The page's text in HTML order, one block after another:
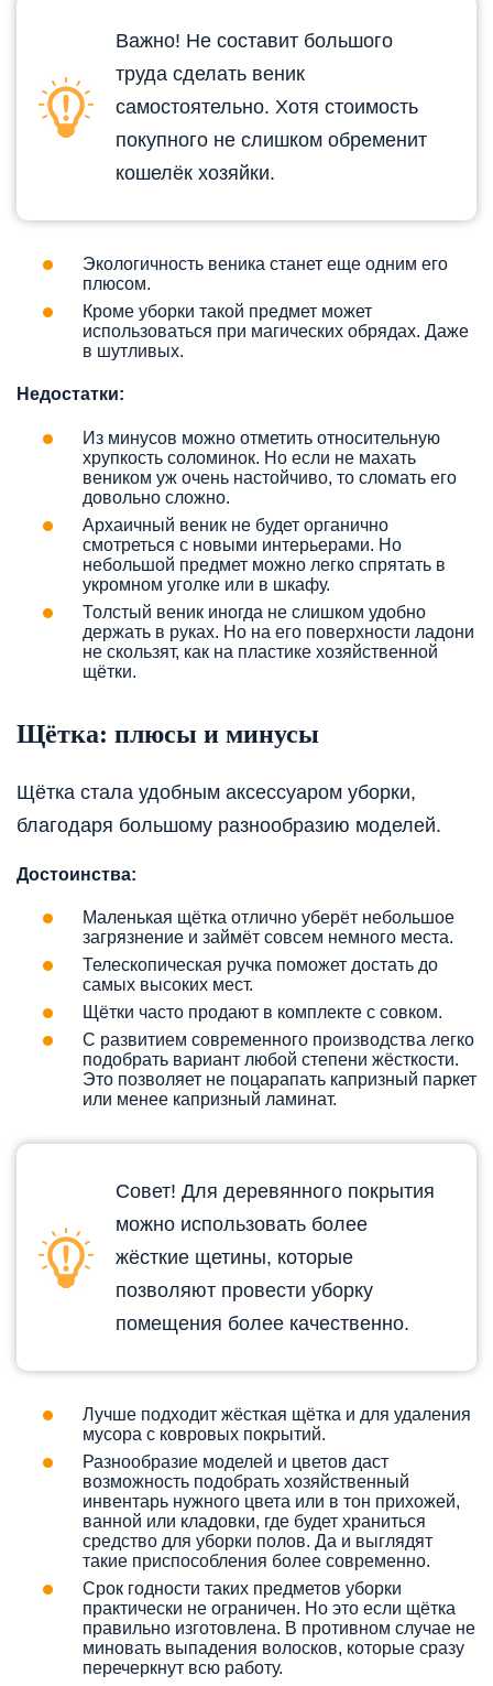
Важно! Не составит большого
труда сделать веник
самостоятельно. Хотя стоимость
покупного не слишком обременит
кошелёк хозяйки.
Экологичность веника станет еще одним его
плюсом.
Кроме уборки такой предмет может
использоваться при магических обрядах. Даже
в шутливых.
Недостатки:
Из минусов можно отметить относительную
хрупкость соломинок. Но если не махать
веником уж очень настойчиво, то сломать его
довольно сложно.
Архаичный веник не будет органично
смотреться с новыми интерьерами. Но
небольшой предмет можно легко спрятать в
укромном уголке или в шкафу.
Толстый веник иногда не слишком удобно
держать в руках. Но на его поверхности ладони
не скользят, как на пластике хозяйственной
щётки.
Щётка: плюсы и минусы
Щётка стала удобным аксессуаром уборки,
благодаря большому разнообразию моделей.
Достоинства:
Маленькая щётка отлично уберёт небольшое
загрязнение и займёт совсем немного места.
Телескопическая ручка поможет достать до
самых высоких мест.
Щётки часто продают в комплекте с совком.
С развитием современного производства легко
подобрать вариант любой степени жёсткости.
Это позволяет не поцарапать капризный паркет
или менее капризный ламинат.
Совет! Для деревянного покрытия
можно использовать более
жёсткие щетины, которые
позволяют провести уборку
помещения более качественно.
Лучше подходит жёсткая щётка и для удаления
мусора с ковровых покрытий.
Разнообразие моделей и цветов даст
возможность подобрать хозяйственный
инвентарь нужного цвета или в тон прихожей,
ванной или кладовки, где будет храниться
средство для уборки полов. Да и выглядят
такие приспособления более современно.
Срок годности таких предметов уборки
практически не ограничен. Но это если щётка
правильно изготовлена. В противном случае не
миновать выпадения волосков, которые сразу
перечеркнут всю работу.